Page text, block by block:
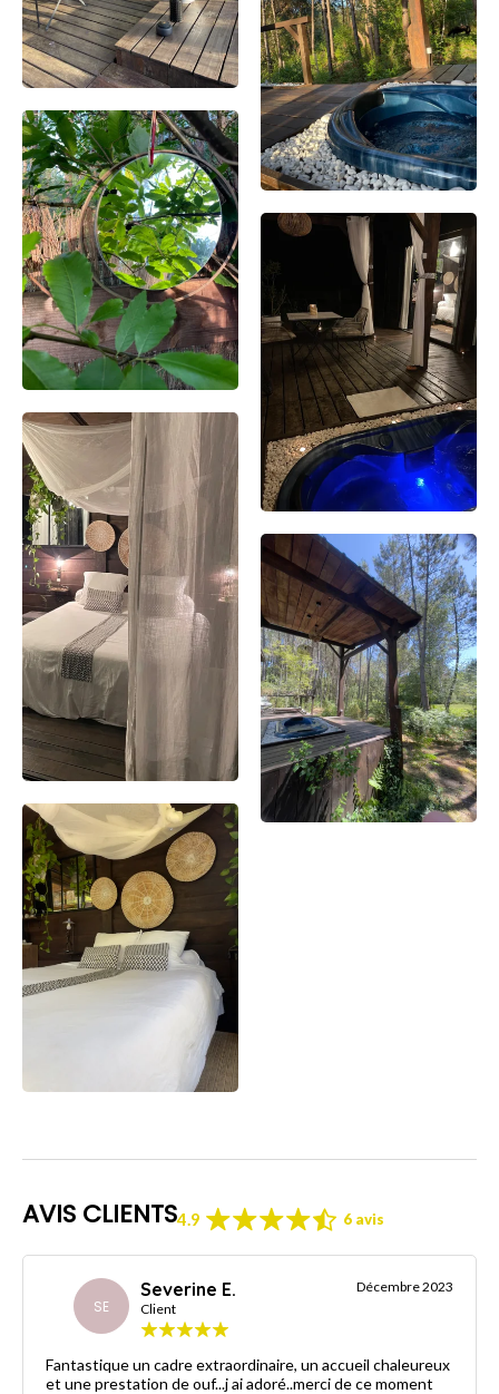
AVIS CLIENTS4.9 6 avis
SE
Severine E.
Client
Décembre 2023
Fantastique un cadre extraordinaire, un accueil chaleureux
et une prestation de ouf...j ai adoré..merci de ce moment